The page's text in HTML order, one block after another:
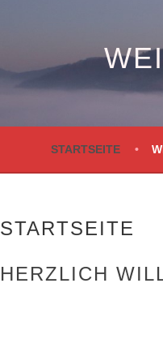
STARTSEITE
STARTSEITE
HERZLICH